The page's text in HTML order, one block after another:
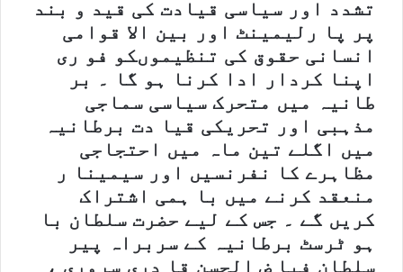
تشدد اور سیاسی قیادت کی قید و بند
پر پا رلیمینٹ اور بین الا قوامی
انسانی حقوق کی تنظیموںکو فو ری
اپنا کردار ادا کرنا ہو گا ۔ بر
طانیہ میں متحرک سیاسی سماجی
مذہبی اور تحریکی قیا دت برطانیہ
میں اگلے تین ماہ میں احتجاجی
مظاہرے کا نفرنسیں اور سیمینا ر
منعقد کرنے میں با ہمی اشتراک
کریں گے ۔ جس کے لیے حضرت سلطان با
ہو ٹرسٹ برطانیہ کے سربراہ پیر
سلطان فیا ض الحسن قا دری سروری ،